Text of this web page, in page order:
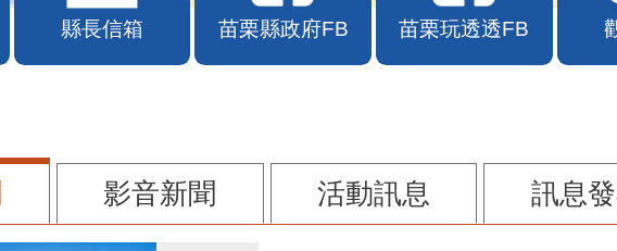
縣長信箱 苗栗縣政府FB 苗栗玩透透FB
影音新聞 活動訊息 訊息